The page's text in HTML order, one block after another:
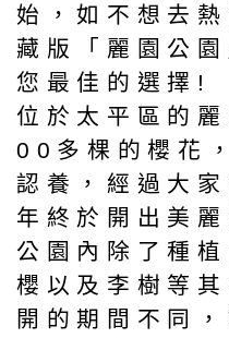
始，如不想去
藏版「麗園公
您最佳的選擇!
位於太平區的
00多棵的櫻花
認養，經過大
年終於開出美
公園內除了種
櫻以及李樹等
開的期間不同